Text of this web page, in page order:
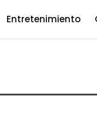
Entretenimiento